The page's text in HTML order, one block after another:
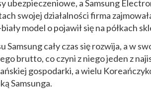
ubezpieczeniowe, a Samsung
swojej działalności firma
model o pojawił się na półkach
Samsung cały czas się rozwija, a w
brutto, co czyni z niego jeden z
gospodarki, a wielu
Samsunga.